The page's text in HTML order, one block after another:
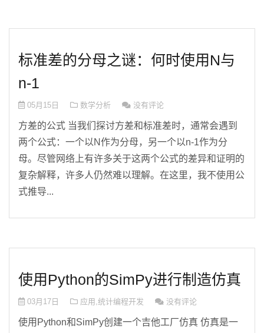
标准差的分母之谜：何时使用N与
n-1
05月15日 数学分析 没有评论
方差的公式 当我们探讨方差和标准差时，通常会遇到
两个公式：一个以N作为分母，另一个以n-1作为分
母。尽管网络上有许多关于这两个公式的差异和证明的
复杂解释，许多人仍然难以理解。在这里，我不使用公
式推导...
使用Python的SimPy进行制造仿真
03月17日 应用 ,统计编程开发 没有评论
使用Python和SimPy创建一个吉他工厂仿真 仿真是一